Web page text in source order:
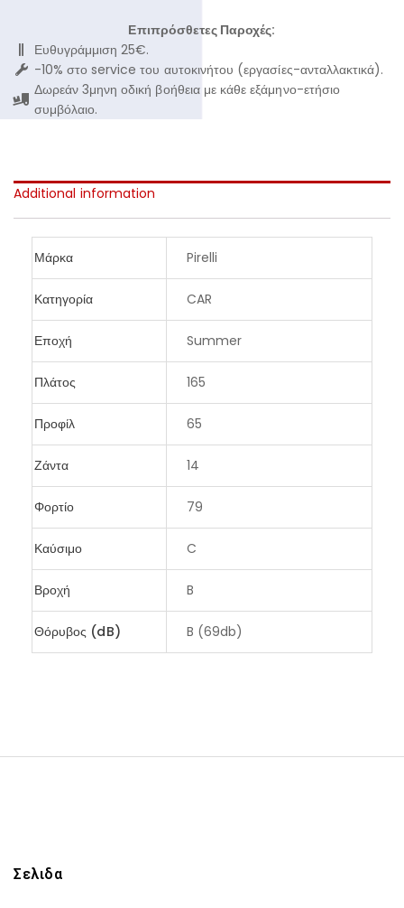
Επιπρόσθετες Παροχές:
Ευθυγράμμιση 25€.
-10% στο service του αυτοκινήτου (εργασίες-ανταλλακτικά).
Δωρεάν 3μηνη οδική βοήθεια με κάθε εξάμηνο-ετήσιο
συμβόλαιο.
Additional information
Μάρκα Pirelli
Κατηγορία CAR
Εποχή Summer
Πλάτος 165
Προφίλ 65
Ζάντα 14
Φορτίο 79
Καύσιμο C
Βροχή B
Θόρυβος (dB) B (69db)
Σελιδα